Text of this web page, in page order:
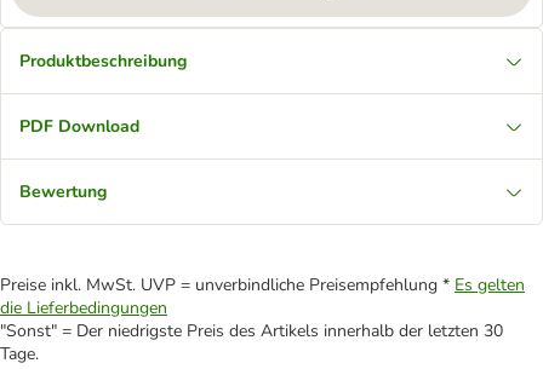
Produktbeschreibung
PDF Download
Bewertung
Preise inkl. MwSt. UVP = unverbindliche Preisempfehlung * Es gelten
die Lieferbedingungen
"Sonst" = Der niedrigste Preis des Artikels innerhalb der letzten 30
Tage.